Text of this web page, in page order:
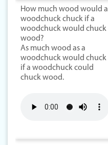
How much wood would a
woodchuck chuck if a
woodchuck would chuck
wood?
As much wood as a
woodchuck would chuck
if a woodchuck could
chuck wood.